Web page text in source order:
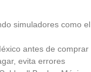
simuladores como el
antes de comprar
evita errores